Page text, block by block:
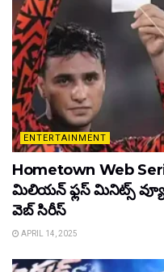
ENTERTAINMENT
Hometown Web
మిలియన్ ఫ్లస్ మినిట్స్
వెబ్ సిరీస్
APRIL 14, 2025